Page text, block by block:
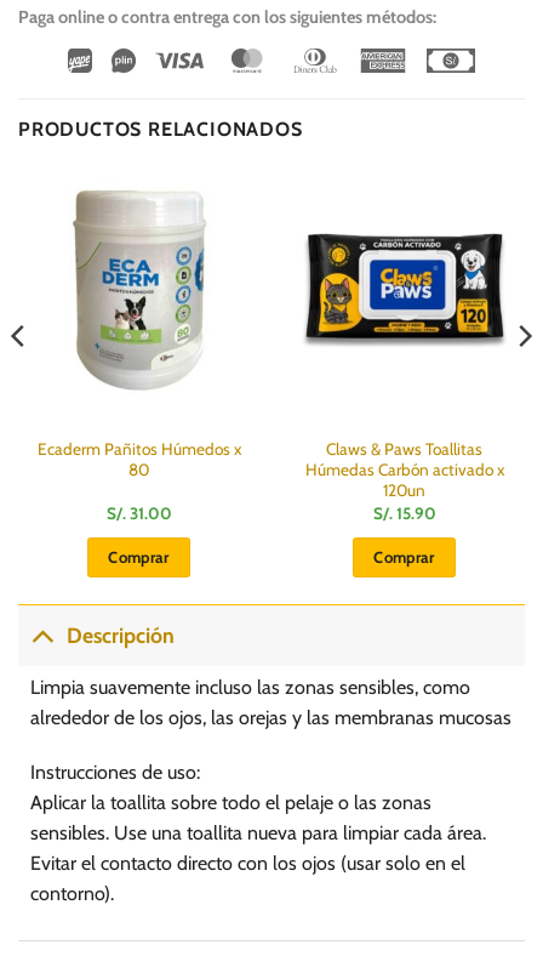
Paga online o contra entrega con los siguientes métodos:
Wirecard
Vipps Visa MasterCardDinners
American
PRODUCTOS RELACIONADOS
Ecaderm Pañitos Húmedos x
80
S/.31.00
Comprar
Claws & Paws Toallitas
Húmedas Carbón activado x
120un
S/.15.90
Comprar
Descripción
Limpia suavemente incluso las zonas sensibles, como
alrededor de los ojos, las orejas y las membranas mucosas
Instrucciones de uso:
Aplicar la toallita sobre todo el pelaje o las zonas
sensibles. Use una toallita nueva para limpiar cada área.
Evitar el contacto directo con los ojos (usar solo en el
contorno).